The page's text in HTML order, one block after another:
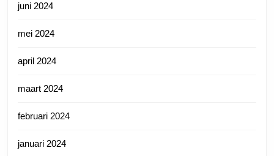
juni 2024
mei 2024
april 2024
maart 2024
februari 2024
januari 2024